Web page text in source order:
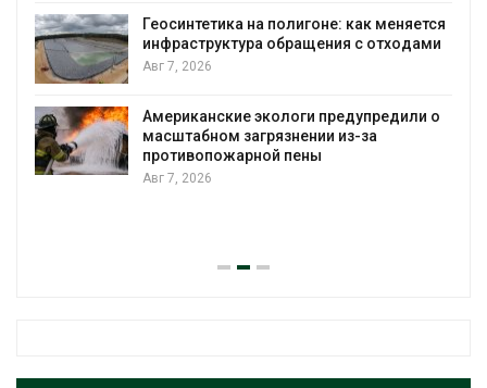
Геосинтетика на полигоне: как меняется
инфраструктура обращения с отходами
Авг 7, 2026
Американские экологи предупредили о
масштабном загрязнении из-за
противопожарной пены
Авг 7, 2026